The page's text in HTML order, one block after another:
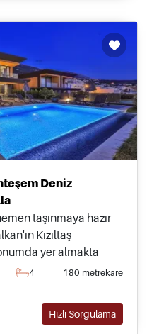
Deniz
taşınmaya hazır
Kızıltaş
yer almakta
güzel panoramik
4 180 metrekare
Hızlı Sorgulama